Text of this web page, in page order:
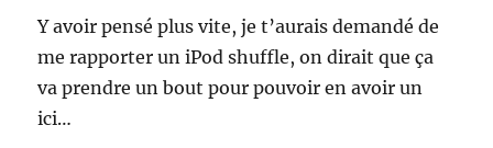
Y avoir pensé plus vite, je t’aurais demandé de
me rapporter un iPod shuffle, on dirait que ça
va prendre un bout pour pouvoir en avoir un
ici…